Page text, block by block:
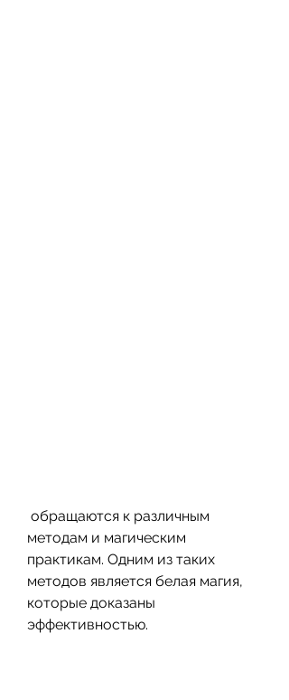
методам и магическим
практикам. Одним из таких
методов является белая магия,
которые доказаны
эффективностью.